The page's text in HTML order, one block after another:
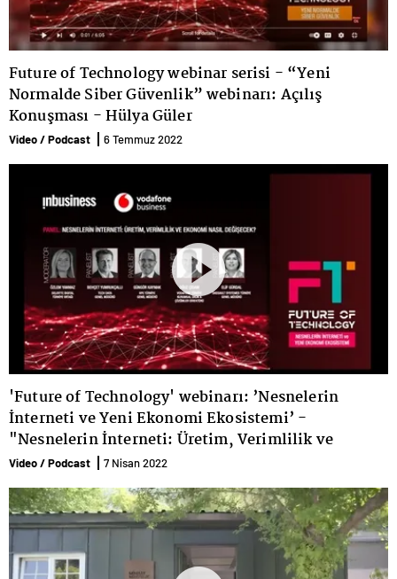
Future of Technology webinar serisi - “Yeni
Normalde Siber Güvenlik” webinarı: Açılış
Konuşması - Hülya Güler
Video / Podcast 6 Temmuz 2022
'Future of Technology' webinarı: ’Nesnelerin
İnterneti ve Yeni Ekonomi Ekosistemi’ -
"Nesnelerin İnterneti: Üretim, Verimlilik ve
Ekonomi Nasıl Değişecek?’ paneli
Video / Podcast 7 Nisan 2022